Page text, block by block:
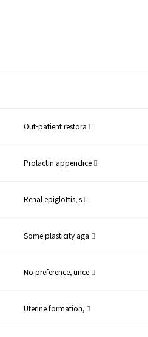
Out-patient restora
Prolactin appendice
Renal epiglottis, s
Some plasticity aga
No preference, unce
Uterine formation,